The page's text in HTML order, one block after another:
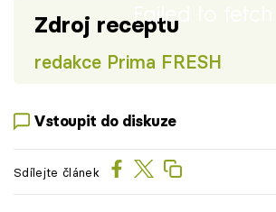
Failed to fetch
Zdroj receptu
redakce Prima FRESH
Vstoupit do diskuze
Sdílejte článek